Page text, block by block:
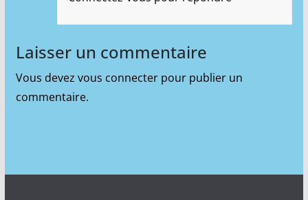
Laisser un commentaire
Vous devez vous connecterpour publier un
commentaire.